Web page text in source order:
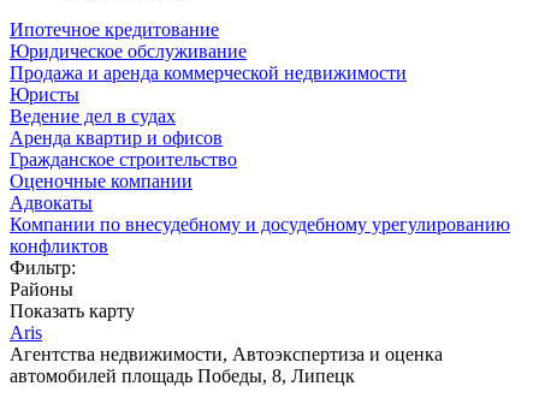
Ипотечное кредитование
Юридическое обслуживание
Продажа и аренда коммерческой недвижимости
Юристы
Ведение дел в судах
Аренда квартир и офисов
Гражданское строительство
Оценочные компании
Адвокаты
Компании по внесудебному и досудебному урегулированию
конфликтов
Фильтр:
Районы
Показать карту
Aris
Агентства недвижимости, Автоэкспертиза и оценка
автомобилей площадь Победы, 8, Липецк